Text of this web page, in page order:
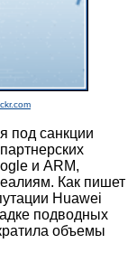
под санкции
и ARM,
Как пишет
Huawei
подводных
объемы